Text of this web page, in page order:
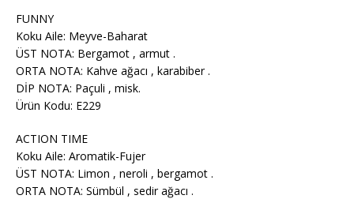
FUNNY
Koku Aile: Meyve-Baharat
ÜST NOTA: Bergamot , armut .
ORTA NOTA: Kahve ağacı , karabiber .
DİP NOTA: Paçuli , misk.
Ürün Kodu: E229
ACTION TIME
Koku Aile: Aromatik-Fujer
ÜST NOTA: Limon , neroli , bergamot .
ORTA NOTA: Sümbül , sedir ağacı .